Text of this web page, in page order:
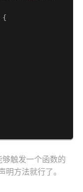
{
触发一个函数的
明方法就行了。